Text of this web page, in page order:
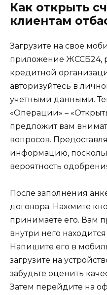
Как открыть
клиентам
Загрузите на свое
приложение ЖССБ24,
кредитной
авторизуйтесь в
учетными данными.
«Операции» –
предложит вам
вопросов.
информацию,
вероятность
После заполнения
договора. Нажмите
принимаете его. Вам
внутри него
Напишите его в
загрузите на
забудьте оценить
Затем перейдите на